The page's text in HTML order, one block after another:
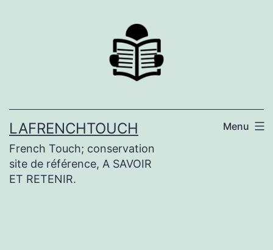
LAFRENCHTOUCH
French Touch; conservation
site de référence, A SAVOIR
ET RETENIR.
Menu